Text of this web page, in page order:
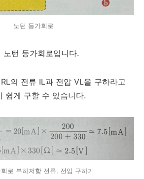
노턴 등가회로
노턴 등가회로입니다.
의 전류 IL과 전압 VL을 구하라고
쉽게 구할 수 있습니다.
로 부하저항 전류, 전압 구하기